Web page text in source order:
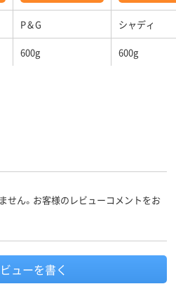
P＆G シャディ
600g 600g
せん。お客様のレビューコメントをお
ューを書く